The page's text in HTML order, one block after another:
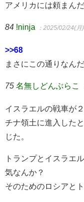
アメリカには頼まん
84 !ninja ：2025/02/24(
>>68
まさにこの通りなん
75 名無しどんぶらこ
イスラエルの戦車が
チナ領土に進入した
じた。
トランプとイスラエ
気なんか？
そのためのロシアと